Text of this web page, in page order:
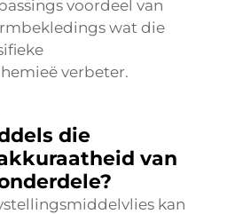
voordeel van
wat die
verbeter.
die
van
kan